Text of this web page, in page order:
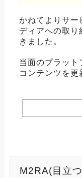
かねてよりサー
ディアへの取り
きました。
当面のプラッ
コンテンツを更
M2RA(目立